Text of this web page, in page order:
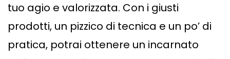
tuo agio e valorizzata. Con i giusti
prodotti, un pizzico di tecnica e un po’ di
pratica, potrai ottenere un incarnato